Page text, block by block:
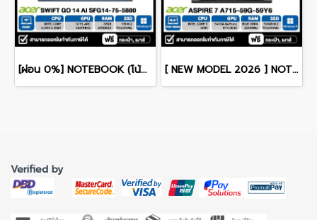
[ผ่อน 0%] NOTEBOOK (โน้ตบุ๊ก) ACER SWIFT GO 14 AI SFG14-75-5880 14" OLED /CORE ULTRA 5 228V/RAM 32GB/SSD 1TB/WINDOWS 11+OFFICE รับประกันศูนย์ไทย 3ปี [ NEW MODEL 2026 ] NOTEBOOK (โน๊ตบุ๊ค) ACER ASPIRE 7 A715-59G-59Y6 15.6" FHD 144Hz/CORE 5-210H/16GB/SSD 512GB/RTX3050 รับประกันซ่อมฟรีถึงบ้าน 3ปี
Verified by